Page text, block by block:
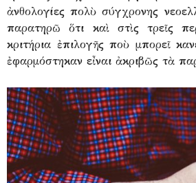
ἀνθολογίες πολὺ σύγχρονης
παρατηρῶ ὅτι καὶ στὶς τρεῖς
κριτήρια ἐπιλογῆς ποὺ μπορεῖ
ἐφαρμόστηκαν εἶναι ἀκριβῶς τὰ